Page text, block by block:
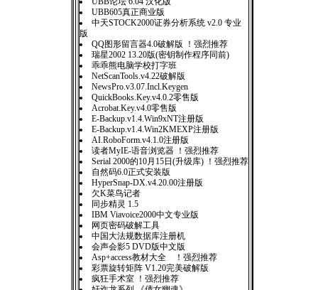
UBB605真正商业版
中天STOCK2000证券分析系统 v2.0 专业
版
QQ图形留言器4.0破解版 ！强烈推荐
瑞星2002 13.20版(密钥制作程序同前)
乖乖熊电脑学校打字班
NetScanTools.v4.22破解版
NewsPro.v3.07.Incl.Keygen
QuickBooks.Key.v4.0.2零售版
Acrobat.Key.v4.0零售版
E-Backup.v1.4.Win9xNT注册版
E-Backup.v1.4.Win2KMEXP注册版
AI.RoboForm.v4.1.0注册版
读者MyIE-语音浏览器 ！强烈推荐
Serial 2000的10月15日(升级库) ！强烈推荐
自然码6.0正式安装版
HyperSnap-DX.v4.20.00注册版
欠K菜鸟记者
同步精灵 1.5
IBM Viavoice2000中文专业版
网页密码破解工具
中国大法规数据库注册机
会声会影5 DVD版中文版
Asp+access教材大全 ！强烈推荐
彩票旋转矩阵 V1.20完美破解版
疯狂手术室 ！强烈推荐